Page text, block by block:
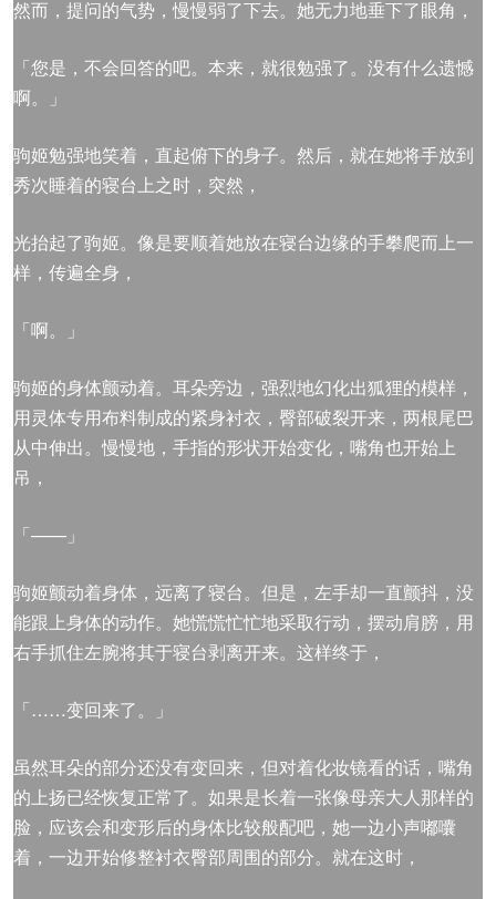
然而，提问的气势，慢慢弱了下去。她无力地垂下了眼角，
「您是，不会回答的吧。本来，就很勉强了。没有什么遗憾
啊。」
驹姬勉强地笑着，直起俯下的身子。然后，就在她将手放到
秀次睡着的寝台上之时，突然，
光抬起了驹姬。像是要顺着她放在寝台边缘的手攀爬而上一
样，传遍全身，
「啊。」
驹姬的身体颤动着。耳朵旁边，强烈地幻化出狐狸的模样，
用灵体专用布料制成的紧身衬衣，臀部破裂开来，两根尾巴
从中伸出。慢慢地，手指的形状开始变化，嘴角也开始上
吊，
「——」
驹姬颤动着身体，远离了寝台。但是，左手却一直颤抖，没
能跟上身体的动作。她慌慌忙忙地采取行动，摆动肩膀，用
右手抓住左腕将其于寝台剥离开来。这样终于，
「……变回来了。」
虽然耳朵的部分还没有变回来，但对着化妆镜看的话，嘴角
的上扬已经恢复正常了。如果是长着一张像母亲大人那样的
脸，应该会和变形后的身体比较般配吧，她一边小声嘟囔
着，一边开始修整衬衣臀部周围的部分。就在这时，